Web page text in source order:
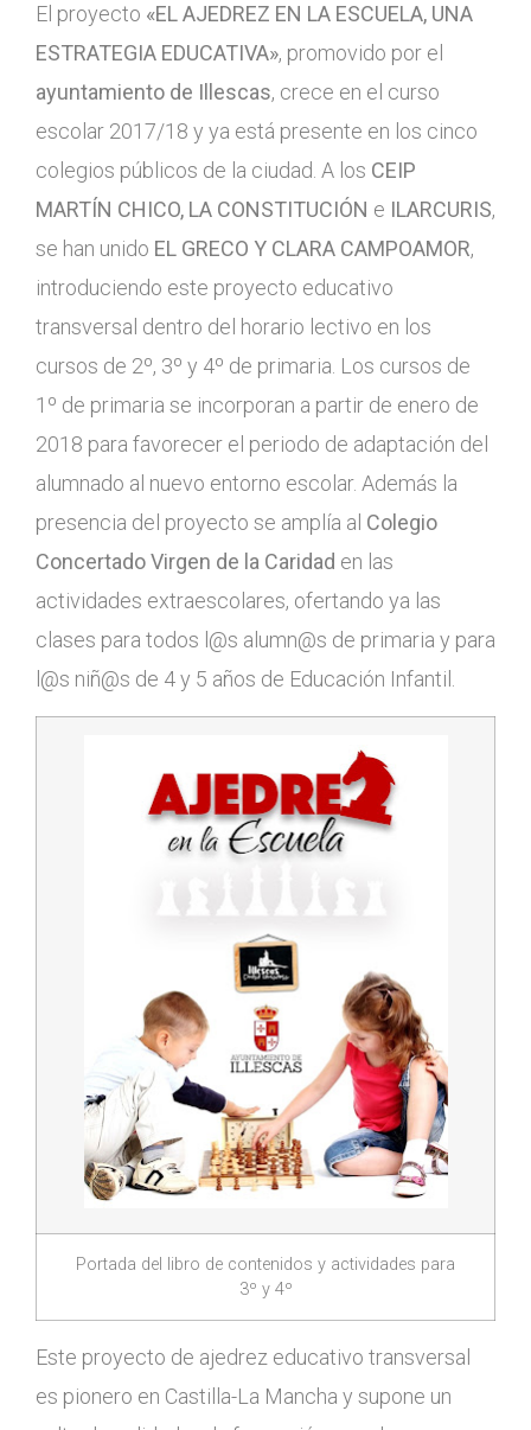
El proyecto «EL AJEDREZ EN LA ESCUELA, UNA
ESTRATEGIA EDUCATIVA», promovido por el
ayuntamiento de Illescas, crece en el curso
escolar 2017/18 y ya está presente en los cinco
colegios públicos de la ciudad. A los CEIP
MARTÍN CHICO, LA CONSTITUCIÓN e ILARCURIS,
se han unido EL GRECO Y CLARA CAMPOAMOR,
introduciendo este proyecto educativo
transversal dentro del horario lectivo en los
cursos de 2º, 3º y 4º de primaria. Los cursos de
1º de primaria se incorporan a partir de enero de
2018 para favorecer el periodo de adaptación del
alumnado al nuevo entorno escolar. Además la
presencia del proyecto se amplía al Colegio
Concertado Virgen de la Caridad en las
actividades extraescolares, ofertando ya las
clases para todos l@s alumn@s de primaria y para
l@s niñ@s de 4 y 5 años de Educación Infantil.
Portada del libro de contenidos y actividades para
3º y 4º
Este proyecto de ajedrez educativo transversal
es pionero en Castilla-La Mancha y supone un